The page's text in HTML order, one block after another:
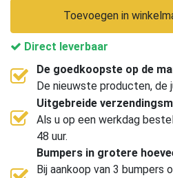
Toevoegen in
Direct leverbaar
De goedkoopste op de
De nieuwste producten, de
Uitgebreide
Als u op een werkdag
48 uur.
Bumpers in grotere
Bij aankoop van 3 bumpers